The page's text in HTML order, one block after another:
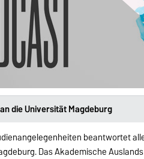
die Universität Magdeburg
beantwortet
Das Akademische